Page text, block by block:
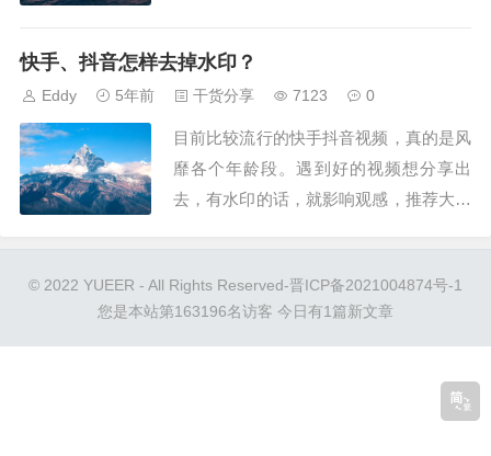
的认知对于不同观点和立场的人就是所谓
快手、抖音怎样去掉水印？
Eddy 5年前 干货分享 7123 0
目前比较流行的快手抖音视频，真的是风
靡各个年龄段。遇到好的视频想分享出
去，有水印的话，就影响观感，推荐大家
印只需三步，即可完全去除，操作简单，
使用方便。第一步:打开快...
© 2022 YUEER - All Rights Reserved-晋ICP备2021004874号-1
您是本站第163196名访客 今日有1篇新文章